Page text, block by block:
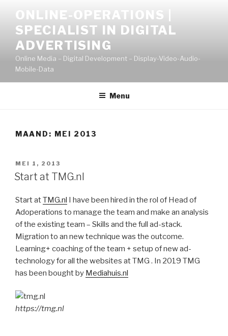
inhoud
springen
ONLINE-OPERATIONS |
SPECIALIST IN DIGITAL
ADVERTISING
Online Media – Digital Development – Display-Video-Audio-
Mobile-Data
Menu
MAAND: MEI 2013
GEPLAATST
OP
MEI 1, 2013
Start at TMG.nl
Start atTMG.nl I have been hired in the rol of Head of
Adoperations to manage the team and make an analysis
of the existing team – Skills and the full ad-stack.
Migration to an new technique was the outcome.
Learning+ coaching of the team + setup of new ad-
technology for all the websites at TMG . In 2019 TMG
has been bought by Mediahuis.nl
https://tmg.nl